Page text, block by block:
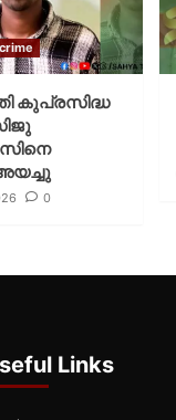
crime
കുപ്രസിദ്ധ
0
Links